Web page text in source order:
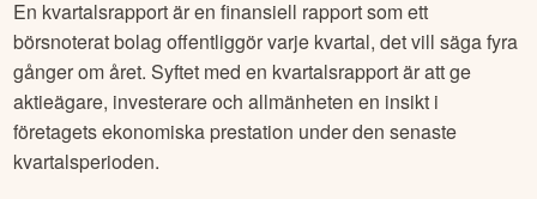
Det är altså21dagarkvar till nästa rapport iDanske
Andelskassers.
En kvartalsrapport är en finansiell rapport som ett
börsnoterat bolag offentliggör varje kvartal, det vill säga fyra
gånger om året. Syftet med en kvartalsrapport är att ge